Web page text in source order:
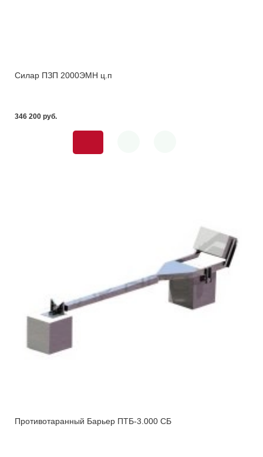
Силар ПЗП 2000ЭМН ц.п
346 200 pуб.
Противотаранный Барьер ПТБ-3.000 СБ